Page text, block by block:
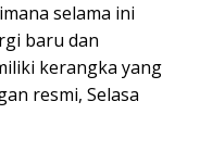
selama ini
baru dan
kerangka yang
resmi, Selasa